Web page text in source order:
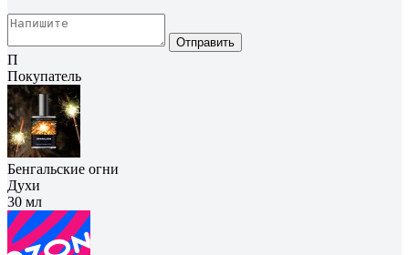
Отправить
П
Покупатель
Бенгальские огни
Духи
30 мл